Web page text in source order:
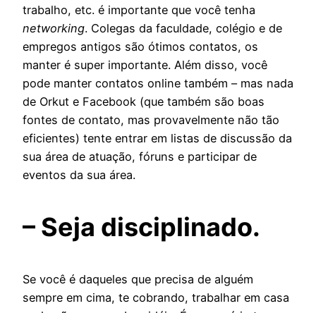
trabalho, etc. é importante que você tenha
networking. Colegas da faculdade, colégio e de
empregos antigos são ótimos contatos, os
manter é super importante. Além disso, você
pode manter contatos online também – mas nada
de Orkut e Facebook (que também são boas
fontes de contato, mas provavelmente não tão
eficientes) tente entrar em listas de discussão da
sua área de atuação, fóruns e participar de
eventos da sua área.
– Seja disciplinado.
Se você é daqueles que precisa de alguém
sempre em cima, te cobrando, trabalhar em casa